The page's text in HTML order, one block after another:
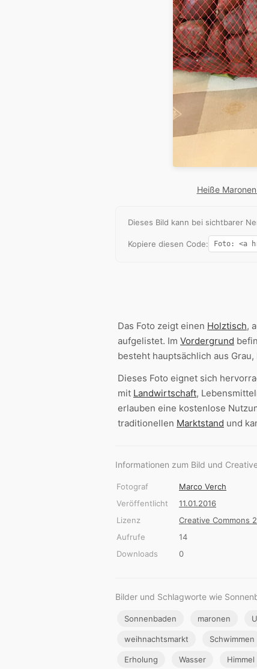
Heiße
Dieses Bild kann bei sichtbarer
Kopiere diesen Code:
Das Foto zeigt einen Holztisch,
aufgelistet. Im Vordergrund
besteht hauptsächlich aus
Dieses Foto eignet sich
mit Landwirtschaft,
erlauben eine kostenlose
traditionellen Marktstand und
Informationen zum Bild und
Fotograf
Marco Verch
Veröffentlicht
11.01.2016
Lizenz
Creative Commons
Aufrufe
14
Downloads
0
Bilder und Schlagworte wie
Sonnenbaden maronen
weihnachtsmarkt Schwimmen
Erholung Wasser Himmel